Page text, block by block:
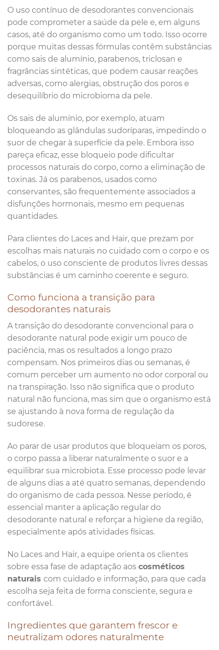
O uso contínuo de desodorantes convencionais
pode comprometer a saúde da pele e, em alguns
casos, até do organismo como um todo. Isso ocorre
porque muitas dessas fórmulas contêm substâncias
como sais de alumínio, parabenos, triclosan e
fragrâncias sintéticas, que podem causar reações
adversas, como alergias, obstrução dos poros e
desequilíbrio do microbioma da pele.
Os sais de alumínio, por exemplo, atuam
bloqueando as glândulas sudoríparas, impedindo o
suor de chegar à superfície da pele. Embora isso
pareça eficaz, esse bloqueio pode dificultar
processos naturais do corpo, como a eliminação de
toxinas. Já os parabenos, usados como
conservantes, são frequentemente associados a
disfunções hormonais, mesmo em pequenas
quantidades.
Para clientes do Laces and Hair, que prezam por
escolhas mais naturais no cuidado com o corpo e os
cabelos, o uso consciente de produtos livres dessas
substâncias é um caminho coerente e seguro.
Como funciona a transição para
desodorantes naturais
A transição do desodorante convencional para o
desodorante natural pode exigir um pouco de
paciência, mas os resultados a longo prazo
compensam. Nos primeiros dias ou semanas, é
comum perceber um aumento no odor corporal ou
na transpiração. Isso não significa que o produto
natural não funciona, mas sim que o organismo está
se ajustando à nova forma de regulação da
sudorese.
Ao parar de usar produtos que bloqueiam os poros,
o corpo passa a liberar naturalmente o suor e a
equilibrar sua microbiota. Esse processo pode levar
de alguns dias a até quatro semanas, dependendo
do organismo de cada pessoa. Nesse período, é
essencial manter a aplicação regular do
desodorante natural e reforçar a higiene da região,
especialmente após atividades físicas.
No Laces and Hair, a equipe orienta os clientes
sobre essa fase de adaptação aos cosméticos
naturais com cuidado e informação, para que cada
escolha seja feita de forma consciente, segura e
confortável.
Ingredientes que garantem frescor e
neutralizam odores naturalmente